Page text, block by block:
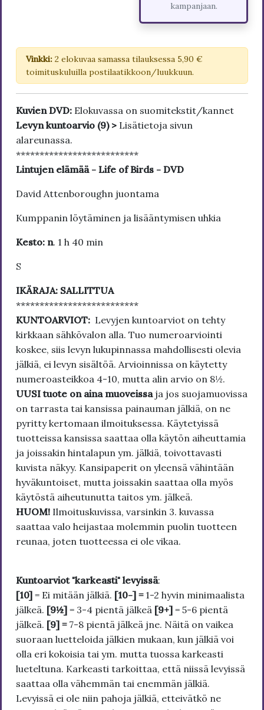
kampanjaan.
Vinkki: 2 elokuvaa samassa tilauksessa 5,90 €
toimituskuluilla postilaatikkoon/luukkuun.
Kuvien DVD: Elokuvassa on suomitekstit/kannet
Levyn kuntoarvio (9) > Lisätietoja sivun
alareunassa.
**************************
Lintujen elämää - Life of Birds - DVD
Da­vid At­ten­bo­roughn juon­ta­ma
Kumppanin löytäminen ja lisääntymisen uhkia
Kesto: n. 1 h 40 min
S
IKÄRAJA: SALLITTUA
**************************
KUNTOARVIOT: Levyjen kuntoarviot on tehty
kirkkaan sähkövalon alla. Tuo numeroarviointi
koskee, siis levyn lukupinnassa mahdollisesti olevia
jälkiä, ei levyn sisältöä. Arvioinnissa on käytetty
numeroasteikkoa 4-10, mutta alin arvio on 8½.
UUSI tuote on aina muoveissa ja jos suojamuovissa
on tarrasta tai kansissa painauman jälkiä, on ne
pyritty kertomaan ilmoituksessa. Käytetyissä
tuotteissa kansissa saattaa olla käytön aiheuttamia
ja joissakin hintalapun ym. jälkiä, toivottavasti
kuvista näkyy. Kansipaperit on yleensä vähintään
hyväkuntoiset, mutta joissakin saattaa olla myös
käytöstä aiheutunutta taitos ym. jälkeä.
HUOM! Ilmoituskuvissa, varsinkin 3. kuvassa
saattaa valo heijastaa molemmin puolin tuotteen
reunaa, joten tuotteessa ei ole vikaa.
Kuntoarviot "karkeasti" levyissä:
[10] = Ei mitään jälkiä. [10-] = 1-2 hyvin minimaalista
jälkeä. [9½] = 3-4 pientä jälkeä [9+] = 5-6 pientä
jälkeä. [9] = 7-8 pientä jälkeä jne. Näitä on vaikea
suoraan luetteloida jälkien mukaan, kun jälkiä voi
olla eri kokoisia tai ym. mutta tuossa karkeasti
lueteltuna. Karkeasti tarkoittaa, että niissä levyissä
saattaa olla vähemmän tai enemmän jälkiä.
Levyissä ei ole niin pahoja jälkiä, etteivätkö ne